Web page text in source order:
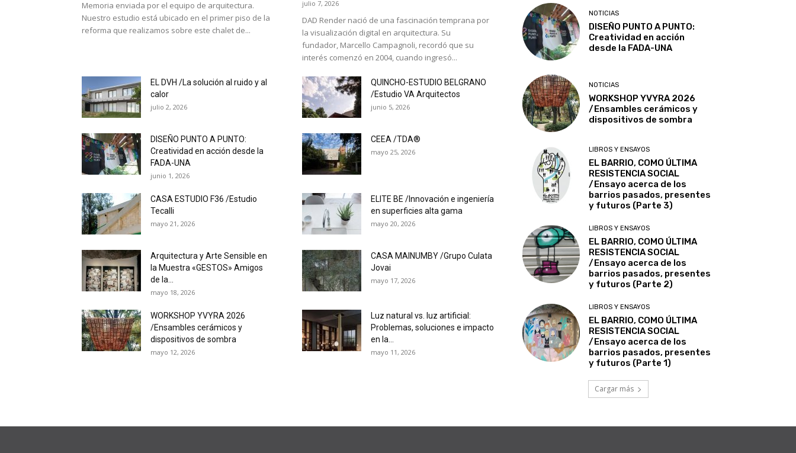
Memoria enviada por el equipo de arquitectura.
Nuestro estudio está ubicado en el primer piso de la
reforma que realizamos sobre este chalet de...
julio 7, 2026
DAD Render nació de una fascinación temprana por
la visualización digital en arquitectura. Su
fundador, Marcello Campagnoli, recordó que su
interés comenzó en 2004, cuando ingresó...
EL DVH /La solución al ruido y al
calor
julio 2, 2026
QUINCHO-ESTUDIO BELGRANO
/Estudio VA Arquitectos
junio 5, 2026
DISEÑO PUNTO A PUNTO:
Creatividad en acción desde la
FADA-UNA
junio 1, 2026
CEEA /TDA®
mayo 25, 2026
CASA ESTUDIO F36 /Estudio
Tecalli
mayo 21, 2026
ELITE BE /Innovación e ingeniería
en superficies alta gama
mayo 20, 2026
Arquitectura y Arte Sensible en
la Muestra «GESTOS» Amigos
de la...
mayo 18, 2026
CASA MAINUMBY /Grupo Culata
Jovai
mayo 17, 2026
WORKSHOP YVYRA 2026
/Ensambles cerámicos y
dispositivos de sombra
mayo 12, 2026
Luz natural vs. luz artificial:
Problemas, soluciones e impacto
en la...
mayo 11, 2026
NOTICIAS
DISEÑO PUNTO A PUNTO:
Creatividad en acción
desde la FADA-UNA
NOTICIAS
WORKSHOP YVYRA 2026
/Ensambles cerámicos y
dispositivos de sombra
LIBROS Y ENSAYOS
EL BARRIO, COMO ÚLTIMA
RESISTENCIA SOCIAL
/Ensayo acerca de los
barrios pasados, presentes
y futuros (Parte 3)
LIBROS Y ENSAYOS
EL BARRIO, COMO ÚLTIMA
RESISTENCIA SOCIAL
/Ensayo acerca de los
barrios pasados, presentes
y futuros (Parte 2)
LIBROS Y ENSAYOS
EL BARRIO, COMO ÚLTIMA
RESISTENCIA SOCIAL
/Ensayo acerca de los
barrios pasados, presentes
y futuros (Parte 1)
Cargar más